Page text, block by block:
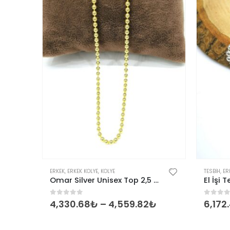
ERKEK, ERKEK KOLYE, KOLYE
Omar Silver Unisex Top 2,5 MM Gold Altın Kaplama Gümüş Kolye Zincir Omr7999
0out of 5
4,330.68₺ – 4,559.82₺
TESBIH,
0out